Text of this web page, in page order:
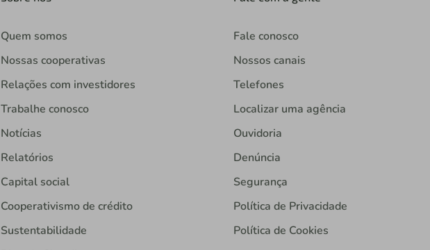
Quem somos
Nossas cooperativas
Relações com investidores
Trabalhe conosco
Notícias
Relatórios
Capital social
Cooperativismo de crédito
Sustentabilidade
Fale conosco
Nossos canais
Telefones
Localizar uma agência
Ouvidoria
Denúncia
Segurança
Política de Privacidade
Política de Cookies